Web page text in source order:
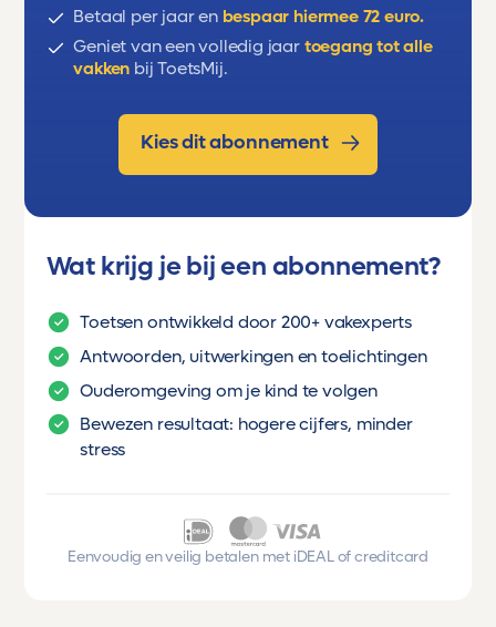
wat een dier eet
Een formulier invullen en het uiterlijk
en eigenschappen van een dier
beschrijven
Betaal per jaar en bespaar hiermee 72 euro.
Geniet van een volledig jaar toegang tot alle
vakken bij ToetsMij.
Kies dit abonnement
Wat krijg je bij een abonnement?
Toetsen ontwikkeld door 200+ vakexperts
Antwoorden, uitwerkingen en toelichtingen
Ouderomgeving om je kind te volgen
Bewezen resultaat: hogere cijfers, minder
stress
Eenvoudig en veilig betalen met iDEAL of creditcard